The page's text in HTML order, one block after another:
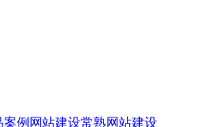
案例 网站建设常熟网站建设